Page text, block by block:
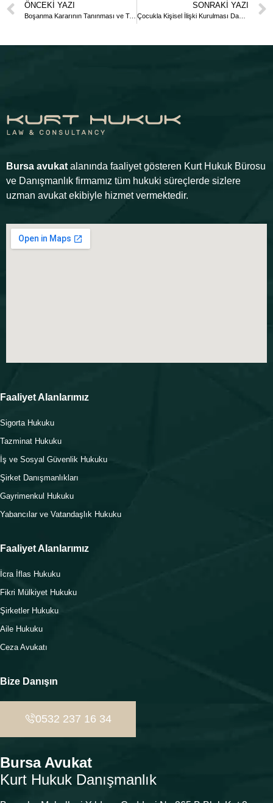
ÖNCEKI YAZI
Boşanma Kararının Tanınması ve Tenfizi Davası
SONRAKI YAZI
Çocukla Kişisel İlişki Kurulması Davası Dilekçesi
Bursa avukat alanında faaliyet gösteren Kurt Hukuk Bürosu
ve Danışmanlık firmamız tüm hukuki süreçlerde sizlere
uzman avukat ekibiyle hizmet vermektedir.
Faaliyet Alanlarımız
Sigorta Hukuku
Tazminat Hukuku
İş ve Sosyal Güvenlik Hukuku
Şirket Danışmanlıkları
Gayrimenkul Hukuku
Yabancılar ve Vatandaşlık Hukuku
Faaliyet Alanlarımız
İcra İflas Hukuku
Fikri Mülkiyet Hukuku
Şirketler Hukuku
Aile Hukuku
Ceza Avukatı
Bize Danışın
0532 237 16 34
Bursa Avukat
Kurt Hukuk Danışmanlık